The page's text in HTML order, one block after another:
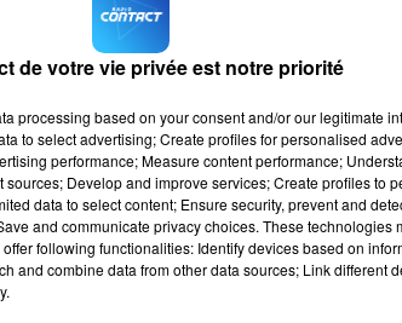
et 20 000 d’un accident de la vie
CONTACT
de votre vie privée est notre priorité
processing based on your consent and/or our legitimate
to select advertising; Create profiles for personalised
performance; Measure content performance;
Develop and improve services; Create profiles to
data to select content; Ensure security, prevent and
and communicate privacy choices. These technologies
following functionalities: Identify devices based on
and combine data from other data sources; Link different